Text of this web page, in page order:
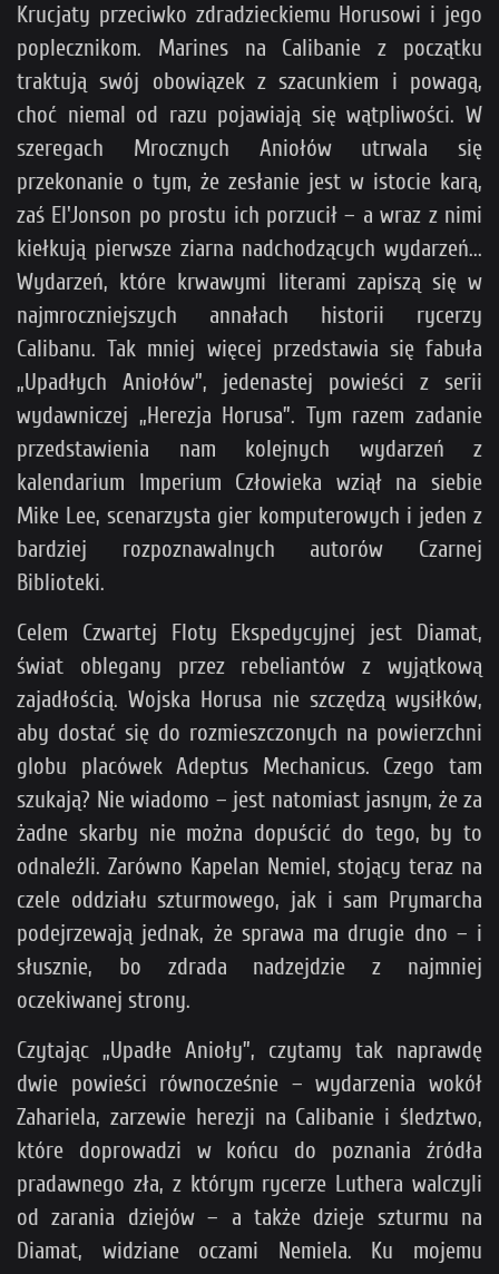
Krucjaty przeciwko zdradzieckiemu Horusowi i jego
poplecznikom. Marines na Calibanie z początku
traktują swój obowiązek z szacunkiem i powagą,
choć niemal od razu pojawiają się wątpliwości. W
szeregach Mrocznych Aniołów utrwala się
przekonanie o tym, że zesłanie jest w istocie karą,
zaś El'Jonson po prostu ich porzucił – a wraz z nimi
kiełkują pierwsze ziarna nadchodzących wydarzeń...
Wydarzeń, które krwawymi literami zapiszą się w
najmroczniejszych annałach historii rycerzy
Calibanu. Tak mniej więcej przedstawia się fabuła
„Upadłych Aniołów”, jedenastej powieści z serii
wydawniczej „Herezja Horusa”. Tym razem zadanie
przedstawienia nam kolejnych wydarzeń z
kalendarium Imperium Człowieka wziął na siebie
Mike Lee, scenarzysta gier komputerowych i jeden z
bardziej rozpoznawalnych autorów Czarnej
Biblioteki.
Celem Czwartej Floty Ekspedycyjnej jest Diamat,
świat oblegany przez rebeliantów z wyjątkową
zajadłością. Wojska Horusa nie szczędzą wysiłków,
aby dostać się do rozmieszczonych na powierzchni
globu placówek Adeptus Mechanicus. Czego tam
szukają? Nie wiadomo – jest natomiast jasnym, że za
żadne skarby nie można dopuścić do tego, by to
odnaleźli. Zarówno Kapelan Nemiel, stojący teraz na
czele oddziału szturmowego, jak i sam Prymarcha
podejrzewają jednak, że sprawa ma drugie dno – i
słusznie, bo zdrada nadzejdzie z najmniej
oczekiwanej strony.
Czytając „Upadłe Anioły”, czytamy tak naprawdę
dwie powieści równocześnie – wydarzenia wokół
Zahariela, zarzewie herezji na Calibanie i śledztwo,
które doprowadzi w końcu do poznania źródła
pradawnego zła, z którym rycerze Luthera walczyli
od zarania dziejów – a także dzieje szturmu na
Diamat, widziane oczami Nemiela. Ku mojemu